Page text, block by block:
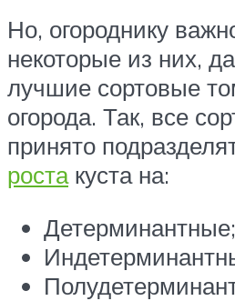
Но, огороднику
некоторые из них,
лучшие сортовые
огорода. Так, все
принято
ростакуста на:
Детерминантные;